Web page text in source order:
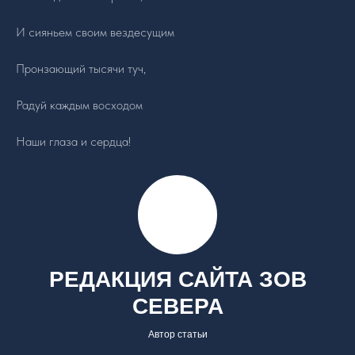
И сияньем своим вездесущим
Пронзающий тысячи туч,
Радуй каждым восходом
Наши глаза и сердца!
РЕДАКЦИЯ САЙТА ЗОВ
СЕВЕРА
Автор статьи